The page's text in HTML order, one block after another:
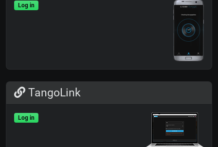
Log in
TangoLink
Log in